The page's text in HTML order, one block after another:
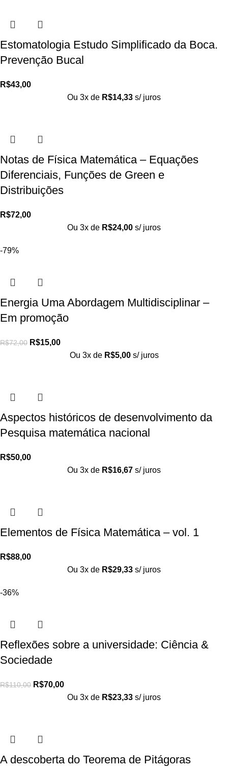
Estomatologia Estudo Simplificado da Boca.
Prevenção Bucal
R$43,00
Ou 3x de R$14,33 s/ juros
Notas de Física Matemática – Equações
Diferenciais, Funções de Green e
Distribuições
R$72,00
Ou 3x de R$24,00 s/ juros
-79%
Energia Uma Abordagem Multidisciplinar –
Em promoção
R$72,00 R$15,00
Ou 3x de R$5,00 s/ juros
Aspectos históricos de desenvolvimento da
Pesquisa matemática nacional
R$50,00
Ou 3x de R$16,67 s/ juros
Elementos de Física Matemática – vol. 1
R$88,00
Ou 3x de R$29,33 s/ juros
-36%
Reflexões sobre a universidade: Ciência &
Sociedade
R$110,00 R$70,00
Ou 3x de R$23,33 s/ juros
A descoberta do Teorema de Pitágoras